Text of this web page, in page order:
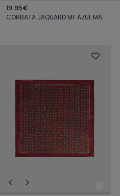
19.95€
CORBATA JAQUARD MF AZUL MARINO